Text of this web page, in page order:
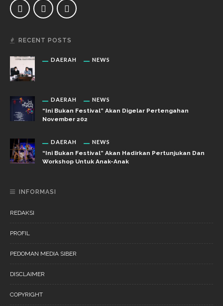
RECENT POSTS
DAERAH NEWS
DAERAH NEWS
“Ini Bukan Festival” Akan Digelar Pertengahan
November 202
DAERAH NEWS
“Ini Bukan Festival” Akan Hadirkan Pertunjukan Dan
Workshop Untuk Anak-Anak
INFORMASI
REDAKSI
PROFIL
PEDOMAN MEDIA SIBER
DISCLAIMER
COPYRIGHT